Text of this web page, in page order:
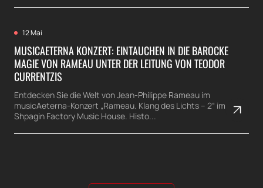
12 Mai
MUSICAETERNA KONZERT: EINTAUCHEN IN DIE BAROCKE
MAGIE VON RAMEAU UNTER DER LEITUNG VON TEODOR
CURRENTZIS
Entdecken Sie die Welt von Jean-Philippe Rameau im
musicAeterna-Konzert „Rameau. Klang des Lichts – 2“ im
Shpagin Factory Music House. Histo...